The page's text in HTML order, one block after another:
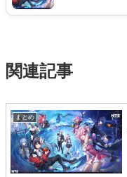
関連記事
まとめ